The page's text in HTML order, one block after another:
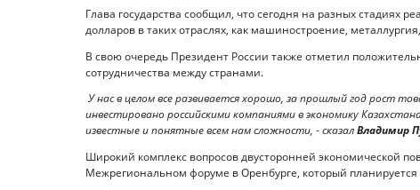
Глава государства сообщил, что сегодня на разных стадиях
долларов в таких отраслях, как машиностроение,
В свою очередь Президент России также отметил
сотрудничества между странами.
У нас в целом все развивается хорошо, за прошлый год рост
инвестировано российскими компаниями в экономику
известные и понятные всем нам сложности, - сказалВладимир
Широкий комплекс вопросов двусторонней экономической
Межрегиональном форуме в Оренбурге, который планируется